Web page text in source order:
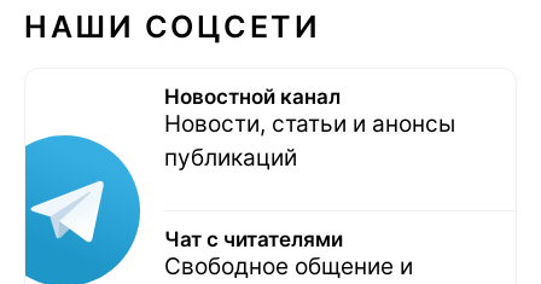
НАШИ СОЦСЕТИ
Новостной канал
Новости, статьи и анонсы
публикаций
Чат с читателями
Свободное общение и